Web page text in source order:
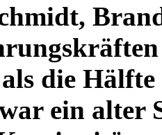
die
ein alter